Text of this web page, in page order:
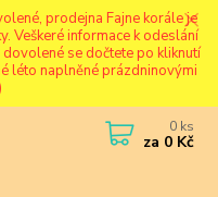
prodejna Fajne korále je
Veškeré informace k odeslání
se dočtete po kliknutí
léto naplněné prázdninovými
0 ks
za 0 Kč